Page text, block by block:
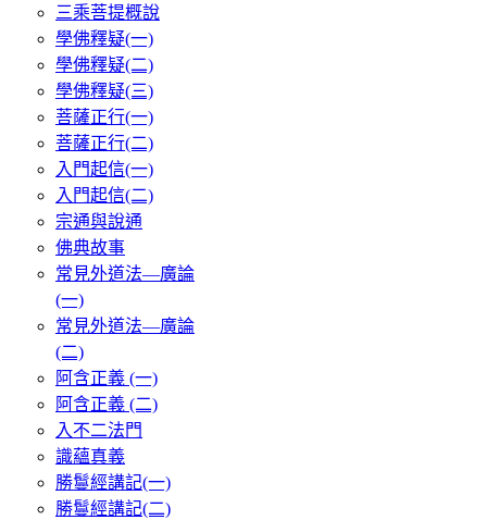
三乘菩提概說
學佛釋疑(一)
學佛釋疑(二)
學佛釋疑(三)
菩薩正行(一)
菩薩正行(二)
入門起信(一)
入門起信(二)
宗通與說通
佛典故事
常見外道法—廣論
(一)
常見外道法—廣論
(二)
阿含正義 (一)
阿含正義 (二)
入不二法門
識蘊真義
勝鬘經講記(一)
勝鬘經講記(二)